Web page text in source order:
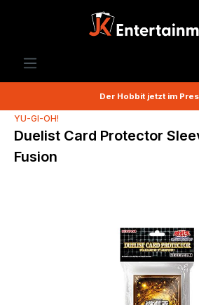
Der Hobbit jetzt im
YU-GI-OH!
Duelist Card Protector
Fusion